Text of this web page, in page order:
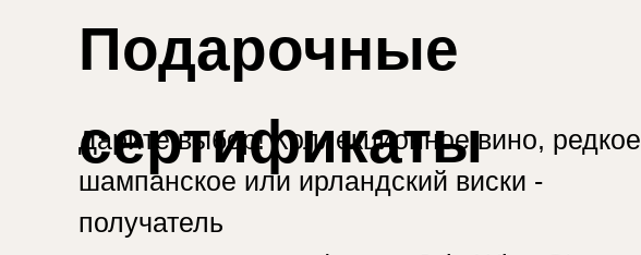
Подарочные
сертификаты
Дарите выбор! Коллекционное вино, редкое
шампанское или ирландский виски -
получатель